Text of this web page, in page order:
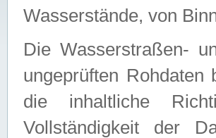
Wasserstände, von
Die Wasserstraßen-
ungeprüften
die inhaltliche
Vollständigkeit der